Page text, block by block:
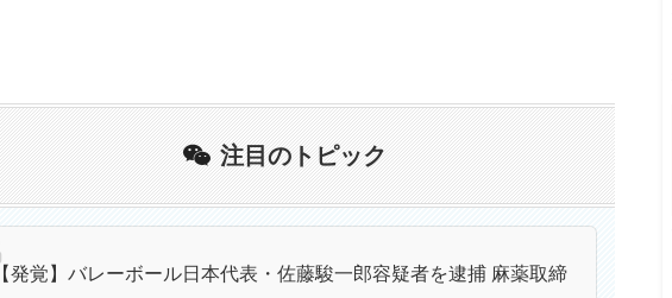
注目のトピック
【発覚】バレーボール日本代表・佐藤駿一郎容疑者を逮捕 麻薬取締